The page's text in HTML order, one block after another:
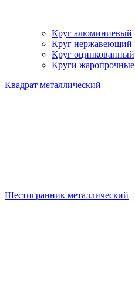
Круг алюминиевый
Круг нержавеющий
Круг оцинкованный
Круги жаропрочные
Квадрат металлический
Шестигранник металлический